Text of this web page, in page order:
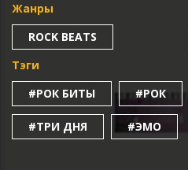
Жанры
ROCK BEATS
Тэги
#РОК БИТЫ
#РОК
#ТРИ ДНЯ #ЭМО